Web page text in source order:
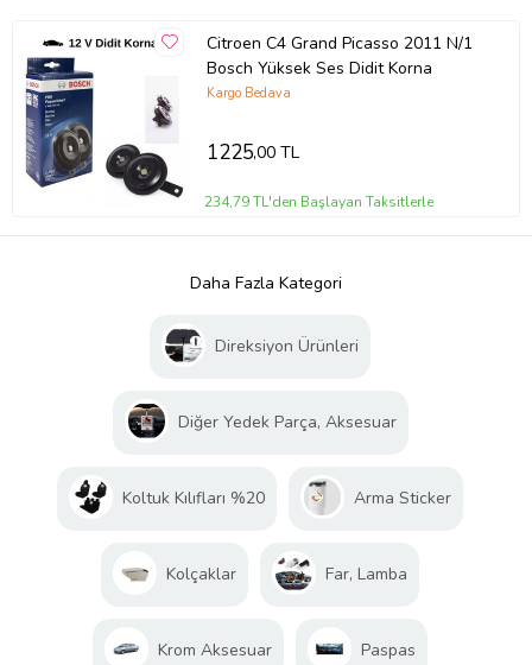
Citroen C4 Grand Picasso 2011 N/1
Bosch Yüksek Ses Didit Korna
Kargo Bedava
1225,00 TL
234,79 TL'den Başlayan Taksitlerle
Daha Fazla Kategori
Direksiyon Ürünleri
Diğer Yedek Parça, Aksesuar
Koltuk Kılıfları %20 Arma Sticker
Kolçaklar Far, Lamba
Krom Aksesuar Paspas